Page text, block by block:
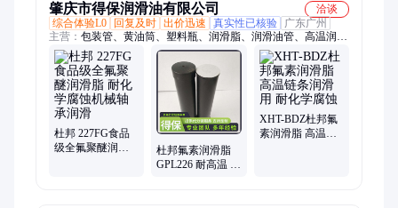
肇庆市得保润滑油有限公司
洽谈
综合体验L0
回复及时 出价迅速 真实性已核验
广东广州
主营： 包装管、黄油筒、塑料瓶、润滑脂、润滑油管、高温润滑
油、黄油枪专用包装
杜邦 227FG食品
级全氟聚醚润滑
杜邦氟素润滑脂
GPL226 耐高温 耐
XHT-BDZ杜邦氟
素润滑脂 高温链